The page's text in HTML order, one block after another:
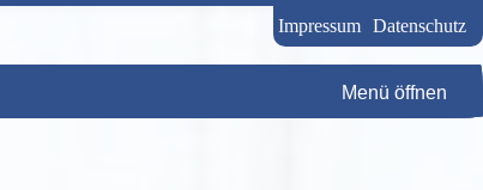
Impressum Datenschutz
Menü öffnen